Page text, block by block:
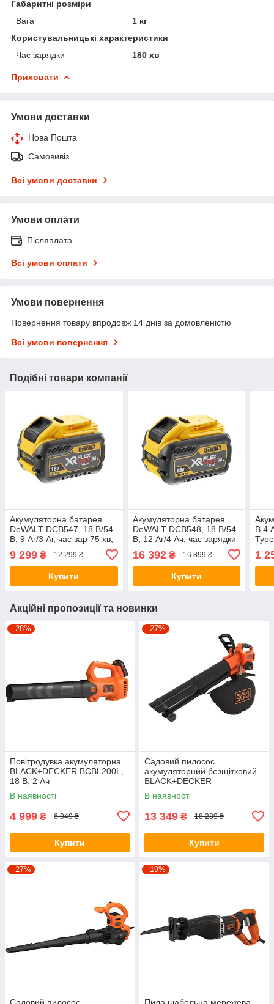
Габаритні розміри
Вага
1 кг
Користувальницькі характеристики
Час зарядки
180 хв
Приховати
Умови доставки
Нова Пошта
Самовивіз
Всі умови доставки
Умови оплати
Післяплата
Всі умови оплати
Умови повернення
Повернення товару впродовж 14 днів за домовленістю
Всі умови повернення
Подібні товари компанії
Акумуляторна батарея
DeWALT DCB547, 18 В/54
В, 9 Аг/3 Аг, час зар 75 хв,
9 299 ₴ 12 299 ₴
Купити
Акумуляторна батарея
DeWALT DCB548, 18 В/54
В, 12 Аг/4 Ач, час зарядки
120 хв, вага 1.46 кг. Літій-
іонна
16 392₴ 16 899 ₴
Купити
В 4
1
Акційні пропозиції та новинки
–28%
Повітродувка акумуляторна
BLACK+DECKER BCBL200L,
18 В, 2 Ач
В наявності
4 999 ₴ 6 949 ₴
Купити
–27%
Садовий пилосос
акумуляторний безщітковий
BLACK+DECKER
BCBLV3625L1, 36 В, 2.5 Ач
В наявності
13 349 ₴ 18 289 ₴
Купити
–27%
Садовий пилосос
–19%
Пила шабельна мережева